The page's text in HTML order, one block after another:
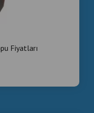
fournisseur , usine ,
, en , Turquie
Fiyatları